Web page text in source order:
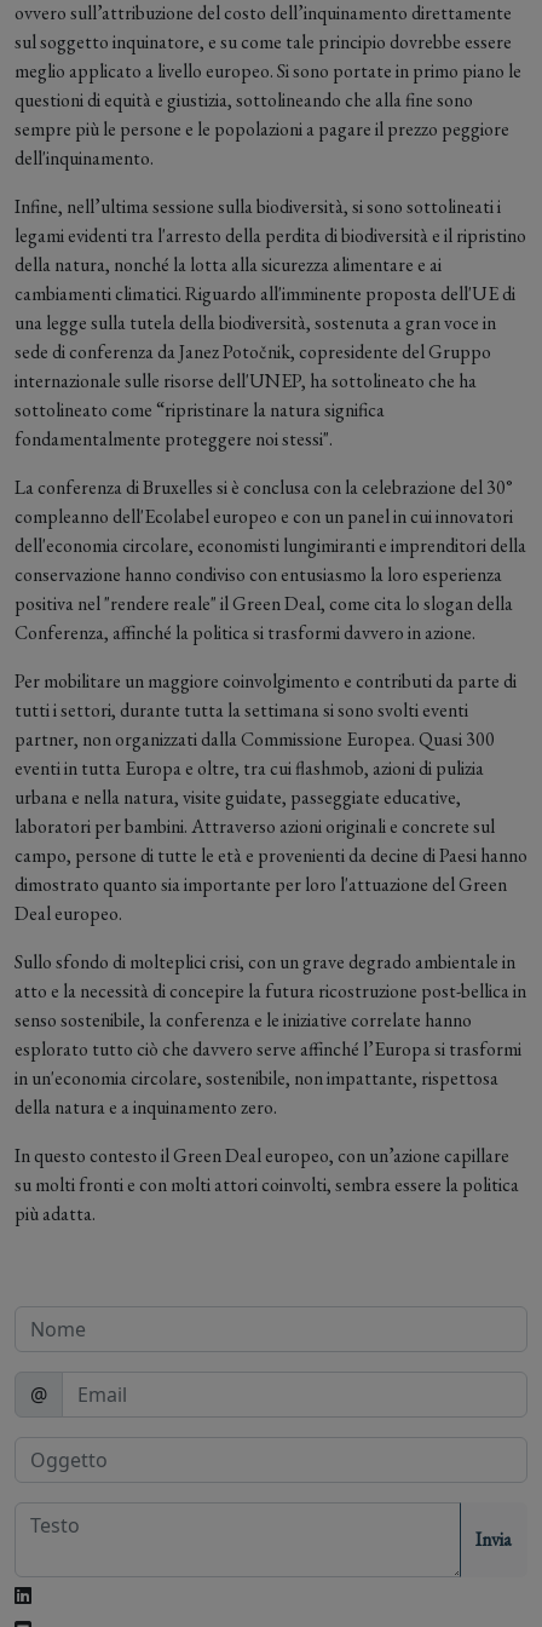
ovvero sull’attribuzione del costo dell’inquinamento direttamente
sul soggetto inquinatore, e su come tale principio dovrebbe essere
meglio applicato a livello europeo. Si sono portate in primo piano le
questioni di equità e giustizia, sottolineando che alla fine sono
sempre più le persone e le popolazioni a pagare il prezzo peggiore
dell'inquinamento.
Infine, nell’ultima sessione sulla biodiversità, si sono sottolineati i
legami evidenti tra l'arresto della perdita di biodiversità e il ripristino
della natura, nonché la lotta alla sicurezza alimentare e ai
cambiamenti climatici. Riguardo all'imminente proposta dell'UE di
una legge sulla tutela della biodiversità, sostenuta a gran voce in
sede di conferenza da Janez Potočnik, copresidente del Gruppo
internazionale sulle risorse dell'UNEP, ha sottolineato che ha
sottolineato come “ripristinare la natura significa
fondamentalmente proteggere noi stessi".
La conferenza di Bruxelles si è conclusa con la celebrazione del 30°
compleanno dell'Ecolabel europeo e con un panel in cui innovatori
dell'economia circolare, economisti lungimiranti e imprenditori della
conservazione hanno condiviso con entusiasmo la loro esperienza
positiva nel "rendere reale" il Green Deal, come cita lo slogan della
Conferenza, affinché la politica si trasformi davvero in azione.
Per mobilitare un maggiore coinvolgimento e contributi da parte di
tutti i settori, durante tutta la settimana si sono svolti eventi
partner, non organizzati dalla Commissione Europea. Quasi 300
eventi in tutta Europa e oltre, tra cui flashmob, azioni di pulizia
urbana e nella natura, visite guidate, passeggiate educative,
laboratori per bambini. Attraverso azioni originali e concrete sul
campo, persone di tutte le età e provenienti da decine di Paesi hanno
dimostrato quanto sia importante per loro l'attuazione del Green
Deal europeo.
Sullo sfondo di molteplici crisi, con un grave degrado ambientale in
atto e la necessità di concepire la futura ricostruzione post-bellica in
senso sostenibile, la conferenza e le iniziative correlate hanno
esplorato tutto ciò che davvero serve affinché l’Europa si trasformi
in un'economia circolare, sostenibile, non impattante, rispettosa
della natura e a inquinamento zero.
In questo contesto il Green Deal europeo, con un’azione capillare
su molti fronti e con molti attori coinvolti, sembra essere la politica
più adatta.
@
Invia